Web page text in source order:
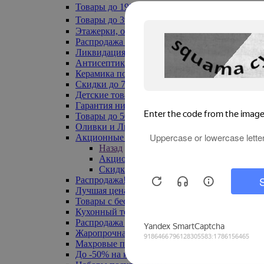
Товары до 199₽
Товары до 399₽
Этажерки, обувницы
Распродажа текстиля до -50%
Ликвидация до -70%
Антисептики
Керамика по 129 руб
Скидки до 70%
Детские товары
Гарантия низкой цены
Товары до 500 руб
Оливки и Лимоны
Акционные товары
Назад
Акционные товары
Скидка 20% по промокоду
Распродажа! Ульяновск до -70%
Лучшая цена
Товары с бесплатной доставкой
Кухонный текстиль
Распродажа до -50%
Жаропрочная посуда
Махровые полотенца
До -50% на ковры